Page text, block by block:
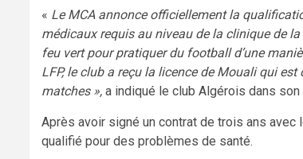
« Le MCA annonce officiellement la
médicaux requis au niveau de la clinique de
feu vert pour pratiquer du football d’une
LFP, le club a reçu la licence de Mouali qui
matches », a indiqué le club Algérois dans son
Après avoir signé un contrat de trois ans avec
qualifié pour des problèmes de santé.